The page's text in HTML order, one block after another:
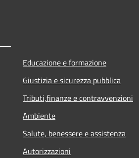
Educazione e formazione
Giustizia e sicurezza pubblica
Tributi,finanze e contravvenzioni
Ambiente
Salute, benessere e assistenza
Autorizzazioni